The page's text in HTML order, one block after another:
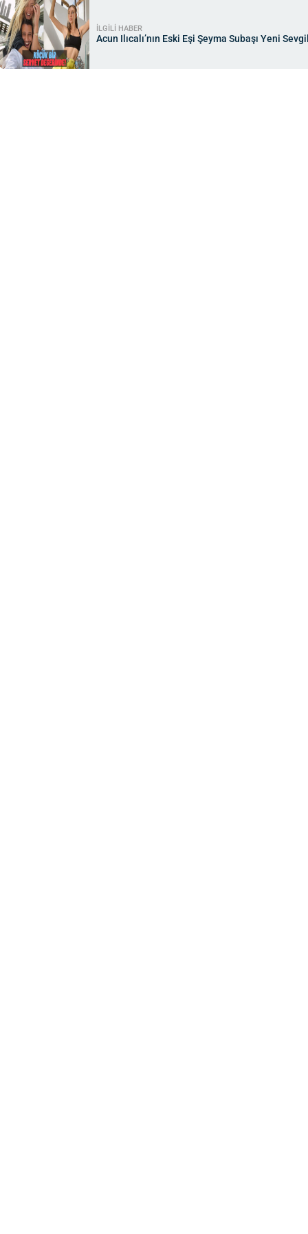
İLGİLİ HABER
Acun Ilıcalı’nın Eski Eşi Şeyma Subaşı Yeni